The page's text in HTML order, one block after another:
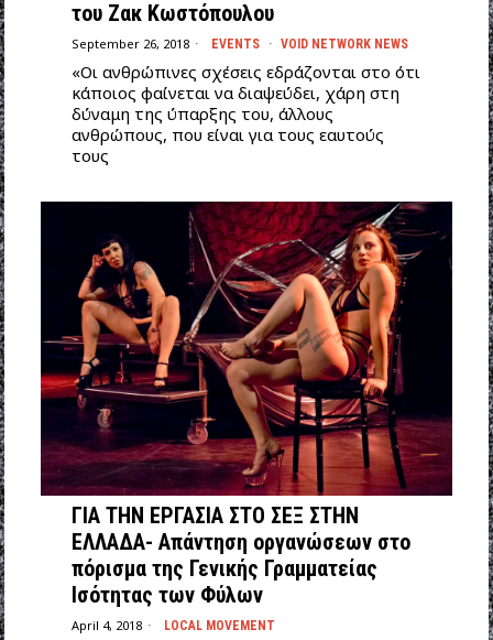
του Ζακ Κωστόπουλου
September 26, 2018 EVENTS · VOID NETWORK NEWS
«Οι ανθρώπινες σχέσεις εδράζονται στο ότι
κάποιος φαίνεται να διαψεύδει, χάρη στη
δύναμη της ύπαρξης του, άλλους
ανθρώπους, που είναι για τους εαυτούς
τους
ΓΙΑ ΤΗΝ ΕΡΓΑΣΙΑ ΣΤΟ ΣΕΞ ΣΤΗΝ
ΕΛΛΑΔΑ- Απάντηση οργανώσεων στο
πόρισμα της Γενικής Γραμματείας
Ισότητας των Φύλων
April 4, 2018 LOCAL MOVEMENT